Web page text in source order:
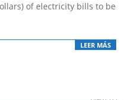
of electricity bills to be
LEER MÁS